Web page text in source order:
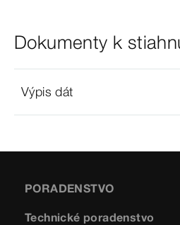
Dokumenty k
Výpis dát
PORADENSTVO
Technické poradenstvo